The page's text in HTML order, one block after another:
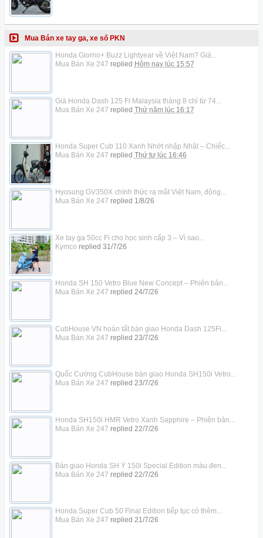
Mua Bán xe tay ga, xe số PKN
Honda Giorno+ Buzz Lightyear về Việt Nam? Giá...
Mua Bán Xe 247 replied Hôm nay lúc 15:57
Giá Honda Dash 125 Fi Malaysia tháng 8 chỉ từ 74...
Mua Bán Xe 247 replied Thứ năm lúc 16:17
Honda Super Cub 110 Xanh Nhớt nhập Nhật – Chiếc...
Mua Bán Xe 247 replied Thứ tư lúc 16:46
Hyosung GV350X chính thức ra mắt Việt Nam, động...
Mua Bán Xe 247 replied 1/8/26
Xe tay ga 50cc Fi cho học sinh cấp 3 – Vì sao...
Kymco replied 31/7/26
Honda SH 150 Vetro Blue New Concept – Phiên bản...
Mua Bán Xe 247 replied 24/7/26
CubHouse VN hoàn tất bàn giao Honda Dash 125Fi...
Mua Bán Xe 247 replied 23/7/26
Quốc Cường CubHouse bàn giao Honda SH150i Vetro...
Mua Bán Xe 247 replied 23/7/26
Honda SH150i HMR Vetro Xanh Sapphire – Phiên bản...
Mua Bán Xe 247 replied 22/7/26
Bàn giao Honda SH Ý 150i Special Edition màu đen...
Mua Bán Xe 247 replied 22/7/26
Honda Super Cub 50 Final Edition tiếp tục có thêm...
Mua Bán Xe 247 replied 21/7/26